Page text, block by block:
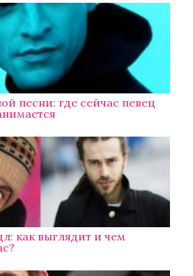
песни: где сейчас певец
как выглядит и чем